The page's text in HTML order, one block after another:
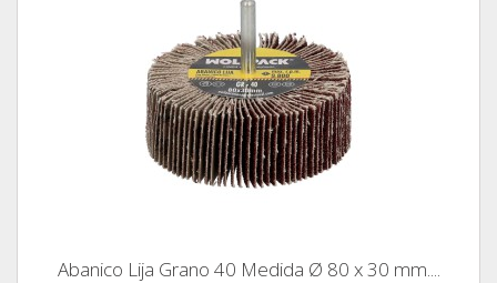
Abanico Lija Grano 40 Medida Ø 80 x 30 mm....